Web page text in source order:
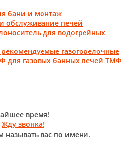
бани и монтаж
обслуживание печей
для водогрейных
газогорелочные
для газовых банных печей ТМФ
время!
Жду звонка!
называть вас по имени.